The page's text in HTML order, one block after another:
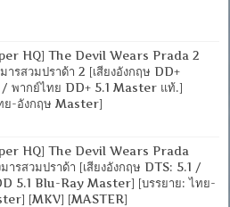
HQ] The Devil Wears Prada 2
ารสวมปราด้า 2 [เสียงอังกฤษ DD+
พากย์ไทย DD+ 5.1 Master แท้.]
ย-อังกฤษ Master]
HQ] The Devil Wears Prada
ารสวมปราด้า [เสียงอังกฤษ DTS: 5.1 /
5.1 Blu-Ray Master] [บรรยาย: ไทย-
[MKV] [MASTER]